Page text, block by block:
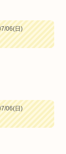
06(日)
06(日)